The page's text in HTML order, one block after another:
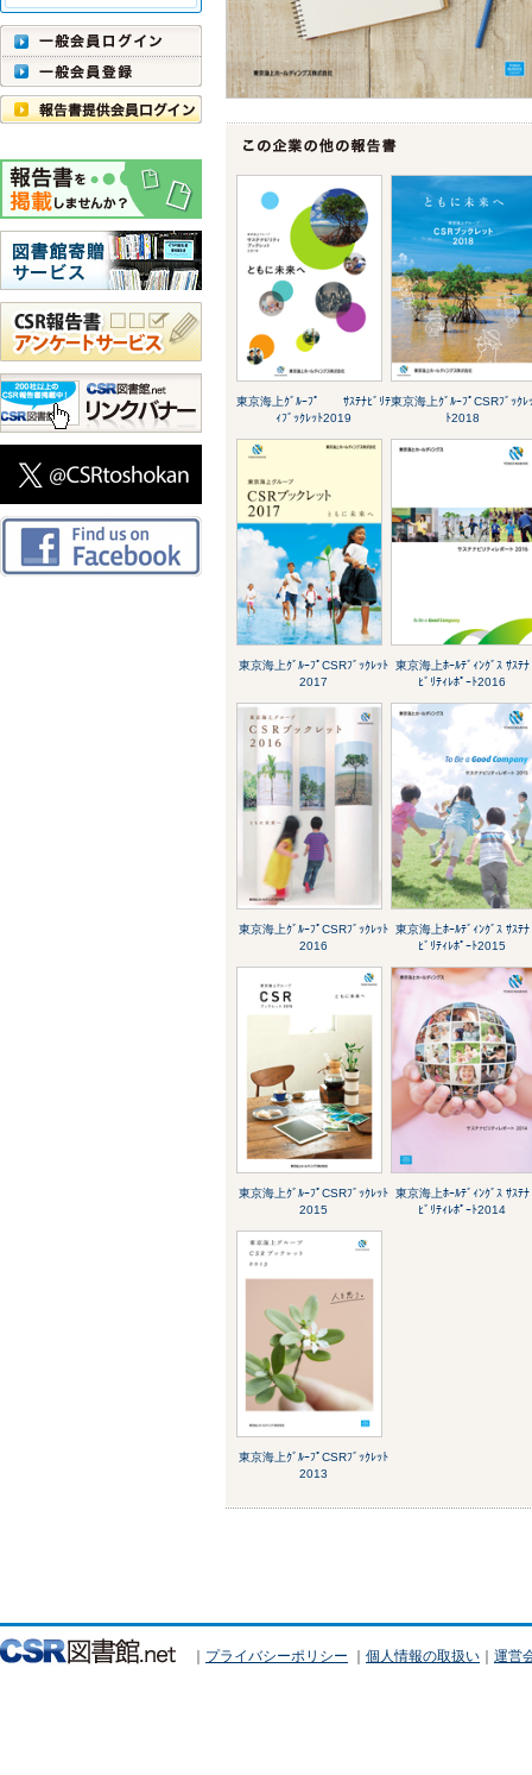
東京海上ｸﾞﾙｰﾌﾟ ｻｽﾃﾅﾋﾞﾘﾃ
ｨﾌﾞｯｸﾚｯﾄ2019
東京海上ｸﾞﾙｰﾌﾟCSRﾌﾞｯｸﾚ
ﾄ2018
東京海上ｸﾞﾙｰﾌﾟCSRﾌﾞｯｸﾚｯﾄ
2017
東京海上ﾎｰﾙﾃﾞｨﾝｸﾞｽ ｻｽﾃﾅ
ﾋﾞﾘﾃｨﾚﾎﾟｰﾄ2016
東京海上ｸﾞﾙｰﾌﾟCSRﾌﾞｯｸﾚｯﾄ
2016
東京海上ﾎｰﾙﾃﾞｨﾝｸﾞｽ ｻｽﾃﾅ
ﾋﾞﾘﾃｨﾚﾎﾟｰﾄ2015
東京海上ｸﾞﾙｰﾌﾟCSRﾌﾞｯｸﾚｯﾄ
2015
東京海上ﾎｰﾙﾃﾞｨﾝｸﾞｽ ｻｽﾃﾅ
ﾋﾞﾘﾃｨﾚﾎﾟｰﾄ2014
東京海上ｸﾞﾙｰﾌﾟCSRﾌﾞｯｸﾚｯﾄ
2013
｜ プライバシーポリシー ｜ 個人情報の取扱い ｜ 運営